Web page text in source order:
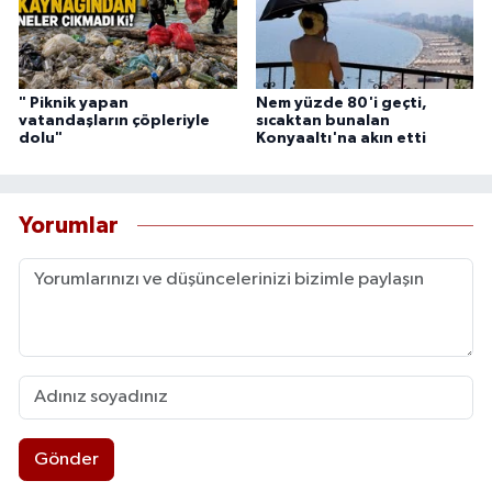
" Piknik yapan
vatandaşların çöpleriyle
dolu"
Nem yüzde 80'i geçti,
sıcaktan bunalan
Konyaaltı'na akın etti
Yorumlar
Gönder